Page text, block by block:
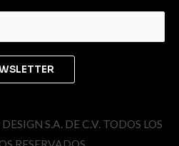
S.A. DE C.V. TODOS LOS